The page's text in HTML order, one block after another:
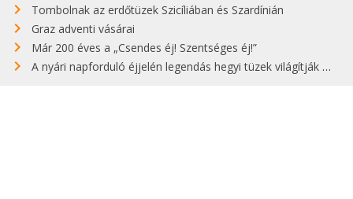
Tombolnak az erdőtüzek Szicíliában és Szardínián
Graz adventi vásárai
Már 200 éves a „Csendes éj! Szentséges éj!”
A nyári napforduló éjjelén legendás hegyi tüzek világítják meg Zugspitzét